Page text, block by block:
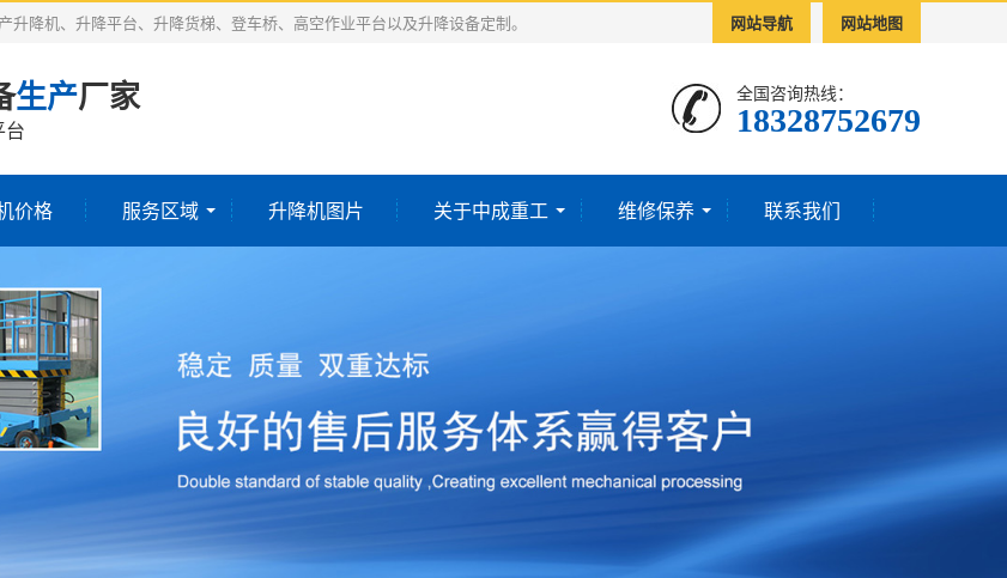
网站导航 网站地图
降机、升降平台、升降货梯、登车桥、高空作业平台以及升降设备定制。
生产厂家
台
全国咨询热线：
18328752679‬
价格 服务区域 升降机图片 关于中成重工 维修保养 联系我们